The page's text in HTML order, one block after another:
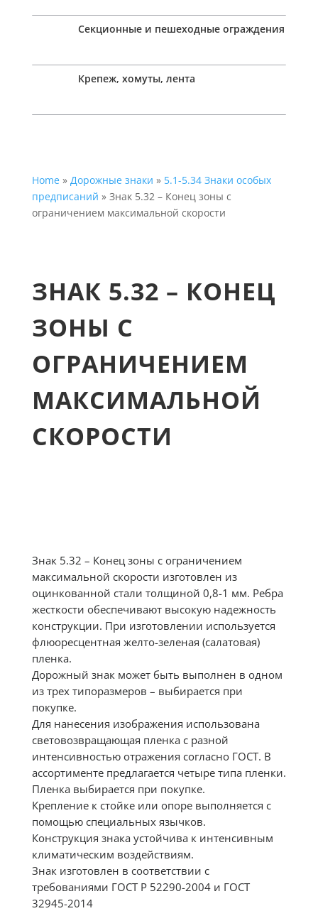
Секционные и пешеходные ограждения
Крепеж, хомуты, лента
Home» Дорожные знаки » 5.1-5.34 Знаки особых
предписаний » Знак 5.32 – Конец зоны с
ограничением максимальной скорости
ЗНАК 5.32 – КОНЕЦ
ЗОНЫ С
ОГРАНИЧЕНИЕМ
МАКСИМАЛЬНОЙ
СКОРОСТИ
Знак 5.32 – Конец зоны с ограничением
максимальной скорости изготовлен из
оцинкованной стали толщиной 0,8-1 мм. Ребра
жесткости обеспечивают высокую надежность
конструкции. При изготовлении используется
флюоресцентная желто-зеленая (салатовая)
пленка.
Дорожный знак может быть выполнен в одном
из трех типоразмеров – выбирается при
покупке.
Для нанесения изображения использована
световозвращающая пленка с разной
интенсивностью отражения согласно ГОСТ. В
ассортименте предлагается четыре типа пленки.
Пленка выбирается при покупке.
Крепление к стойке или опоре выполняется с
помощью специальных язычков.
Конструкция знака устойчива к интенсивным
климатическим воздействиям.
Знак изготовлен в соответствии с
требованиями ГОСТ Р 52290-2004 и ГОСТ
32945-2014